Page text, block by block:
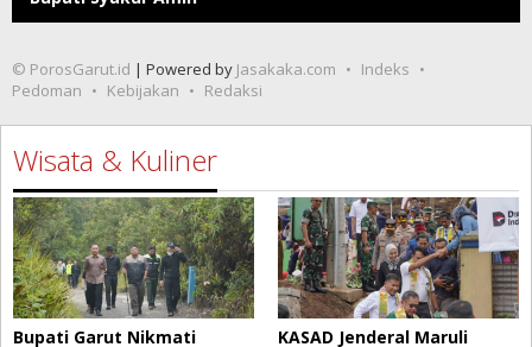
© PorosGarut.id | Powered by Jasakaka.com
Indeks
Pedoman
Kebijakan Redaksi
Wisata & Kuliner
Bupati Garut Nikmati KASAD Jenderal Maruli